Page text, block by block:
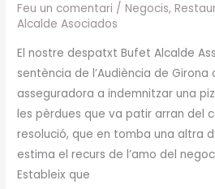
Feu un comentari /Negocis,
Alcalde Asociados
El nostre despatxt Bufet Alcalde
sentència de l’Audiència de Girona
asseguradora a indemnitzar una
les pèrdues que va patir arran del
resolució, que en tomba una altra
estima el recurs de l’amo del
Estableix que